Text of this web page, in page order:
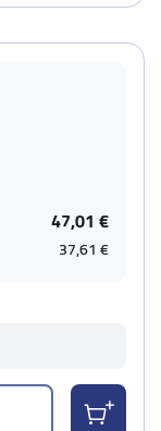
47,01 €
37,61 €